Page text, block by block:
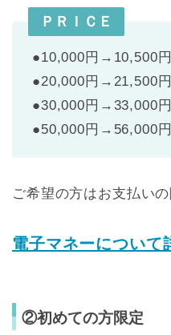
ＰＲＩＣＥ
●10,000円→10,500円
●20,000円→21,500円
●30,000円→33,000円
●50,000円→56,000円
ご希望の方はお支払い
電子マネーについて
②初めての方限定